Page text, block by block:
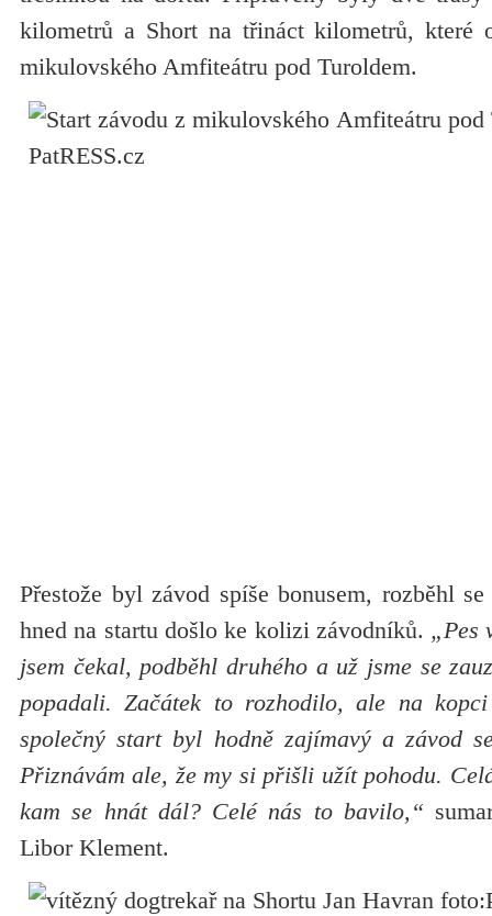
kilometrů a Short na třináct kilometrů, které
mikulovského Amfiteátru pod Turoldem.
Přestože byl závod spíše bonusem, rozběhl
hned na startu došlo ke kolizi závodníků. „Pes
jsem čekal, podběhl druhého a už jsme se
popadali. Začátek to rozhodilo, ale na
společný start byl hodně zajímavý a závod
Přiznávám ale, že my si přišli užít pohodu.
kam se hnát dál? Celé nás to bavilo,“
Libor Klement.